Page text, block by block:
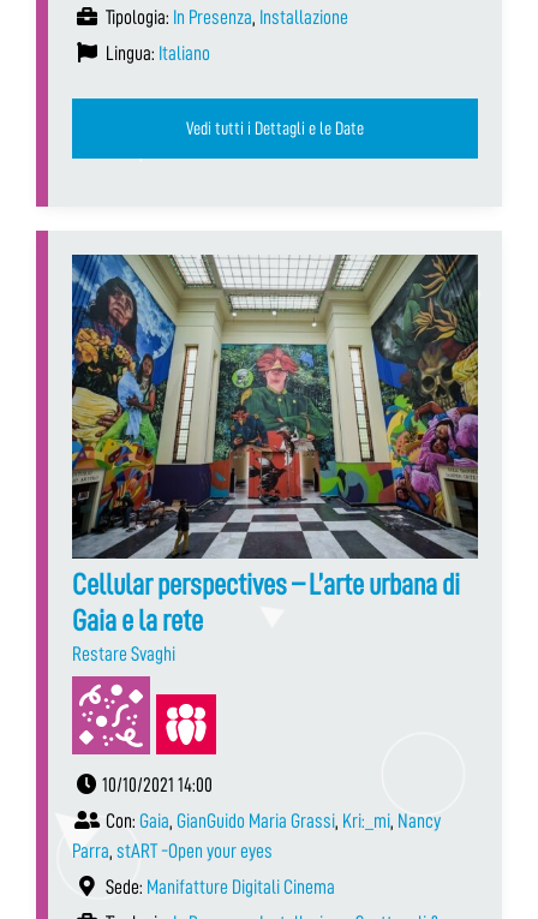
Tipologia: In Presenza, Installazione
Lingua: Italiano
Vedi tutti i Dettagli e le Date
Cellular perspectives – L’arte urbana di
Gaia e la rete
Restare Svaghi
10/10/2021 14:00
Con: Gaia, GianGuido Maria Grassi, Kri:_mi, Nancy
Parra, stART -Open your eyes
Sede: Manifatture Digitali Cinema